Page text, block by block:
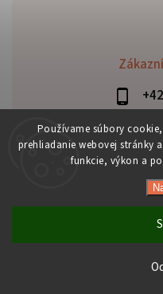
Používame súbory
prehliadanie webovej stránky
funkcie, výkon a
Copyright 2026